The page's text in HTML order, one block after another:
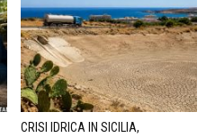
CRISI IDRICA IN SICILIA,